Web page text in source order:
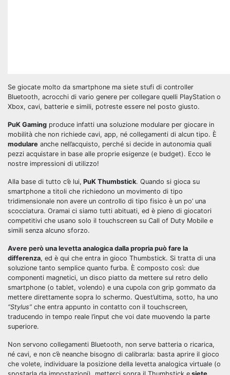
Se giocate molto da smartphone ma siete stufi di controller
Bluetooth, acrocchi di vario genere per collegare quelli PlayStation o
Xbox, cavi, batterie e simili, potreste essere nel posto giusto.
PuK Gaming produce infatti una soluzione modulare per giocare in
mobilità che non richiede cavi, app, né collegamenti di alcun tipo. È
modulare anche nell’acquisto, perché si decide in autonomia quali
pezzi acquistare in base alle proprie esigenze (e budget). Ecco le
nostre impressioni di utilizzo!
Alla base di tutto c’è lui, PuK Thumbstick. Quando si gioca su
smartphone a titoli che richiedono un movimento di tipo
tridimensionale non avere un controllo di tipo fisico è un po’ una
scocciatura. Oramai ci siamo tutti abituati, ed è pieno di giocatori
competitivi che usano solo il touchscreen su Call of Duty Mobile e
simili senza alcuno sforzo.
Avere però una levetta analogica dalla propria può fare la
differenza, ed è qui che entra in gioco Thumbstick. Si tratta di una
soluzione tanto semplice quanto furba. È composto così: due
componenti magnetici, un disco piatto da mettere sul retro dello
smartphone (o tablet, volendo) e una cupola con grip gommato da
mettere direttamente sopra lo schermo. Quest’ultima, sotto, ha uno
“Stylus” che entra appunto in contatto con il touchscreen,
traducendo in tempo reale l’input che voi date muovendo la parte
superiore.
Non servono collegamenti Bluetooth, non serve batteria o ricarica,
né cavi, e non c’è neanche bisogno di calibrarla: basta aprire il gioco
che volete, individuare la posizione della levetta analogica virtuale (o